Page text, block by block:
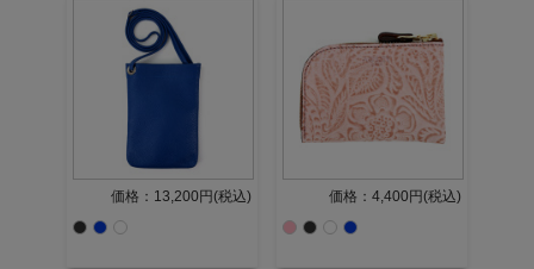
価格：13,200円(税込) 価格：4,400円(税込)